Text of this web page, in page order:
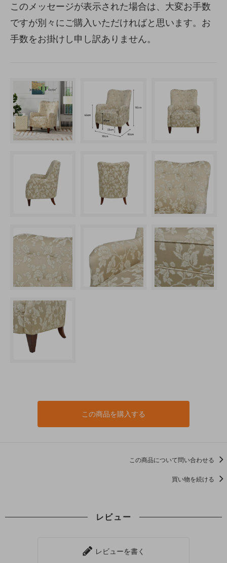
このメッセージが表示された場合は、大変お手数
ですが別々にご購入いただければと思います。お
手数をお掛けし申し訳ありません。
この商品を購入する
この商品について問い合わせる
買い物を続ける
レビュー
レビューを書く